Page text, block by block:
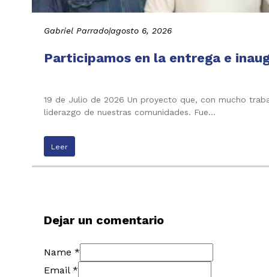
Gabriel Parrado|agosto 6, 2026
Participamos en la entrega e
19 de Julio de 2026 Un proyecto que, con mucho
liderazgo de nuestras comunidades. Fue…
Leer
Dejar un comentario
Name *
Email *